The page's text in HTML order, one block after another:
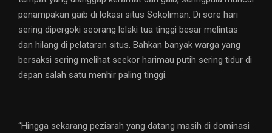
penampakan gaib di lokasi situs Sokoliman. Di sore hari
sering dipergoki seorang lelaki tua tinggi besar melintas
dan hilang di pelataran situs. Bahkan banyak warga yang
bersaksi sering melihat seekor harimau putih sering tidur di
depan salah satu menhir paling tinggi.
“Hingga sekarang peziarah yang datang masih di dominasi